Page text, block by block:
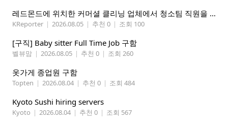
레드몬드에 위치한 커머셜 클리닝 업체에서 청소팀 직원을 모집합니다.
KReporter | 2026.08.05 | 추천 0 | 조회 100
[구직] Baby sitter Full Time Job 구함
벨뷰맘 | 2026.08.05 | 추천 0 | 조회 260
옷가게 종업원 구함
Topten | 2026.08.04 | 추천 0 | 조회 484
Kyoto Sushi hiring servers
Kyoto | 2026.08.04 | 추천 0 | 조회 567